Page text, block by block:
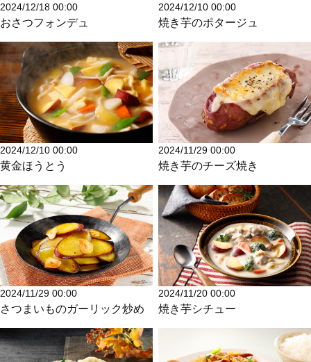
2024/12/18 00:00
おさつフォンデュ
2024/12/10 00:00
焼き芋のポタージュ
2024/12/10 00:00
黄金ほうとう
2024/11/29 00:00
焼き芋のチーズ焼き
2024/11/29 00:00
さつまいものガーリック炒め
2024/11/20 00:00
焼き芋シチュー